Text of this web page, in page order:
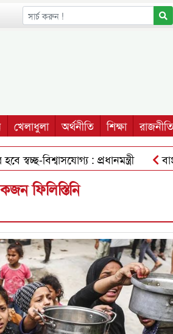
খেলাধুলা অর্থনীতি শিক্ষা রাজনীতি
বিশ্বাসযোগ্য : প্রধানমন্ত্রী
দক্ষতায় এগিয়ে চলছেন
ফিলিস্তিনি